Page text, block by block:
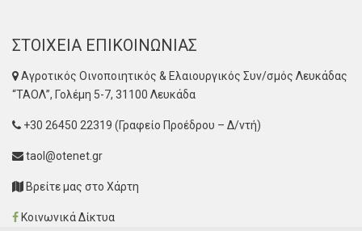
ΣΤΟΙΧΕΙΑ ΕΠΙΚΟΙΝΩΝΙΑΣ
Αγροτικός Οινοποιητικός & Ελαιουργικός Συν/σμός Λευκάδας
“ΤΑΟΛ”, Γολέμη 5-7, 31100 Λευκάδα
+30 26450 22319 (Γραφείο Προέδρου – Δ/ντή)
taol@otenet.gr
Βρείτε μας στο Χάρτη
Κοινωνικά Δίκτυα